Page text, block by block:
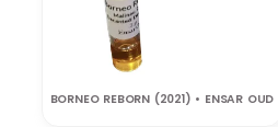
BORNEO REBORN (2021) • ENSAR OUD